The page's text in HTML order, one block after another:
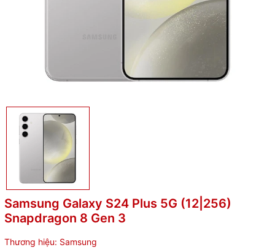
Samsung Galaxy S24 Plus 5G (12|256)
Snapdragon 8 Gen 3
Thương hiệu: Samsung